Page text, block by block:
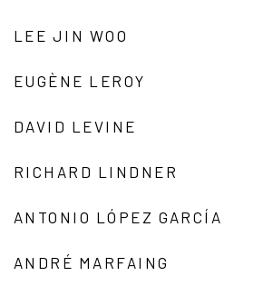
LEE JIN WOO
EUGÈNE LEROY
DAVID LEVINE
RICHARD LINDNER
ANTONIO LÓPEZ GARCÍA
ANDRÉ MARFAING